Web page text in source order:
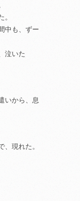
。
中も、ずー
泣いた
いから、息
、現れた。